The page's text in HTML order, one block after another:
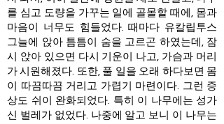
를 심고 도량을 가꾸는 일에 골몰할 때에, 몸과
마음이 너무도 힘들었다. 때마다 유칼립투스
그늘에 앉아 틈틈이 숨을 고르곤 하였는데, 잠
시 앉아 있으면 다시 기운이 나고, 가슴과 머리
가 시원해졌다. 또한, 풀 일을 오래 하다보면 몸
이 따끔따끔 거리고 가렵기 마련이다. 그런 증
상도 쉬이 완화되었다. 특히 이 나무에는 성가
신 벌레가 없었다. 나중에 알고 보니 이 나무는